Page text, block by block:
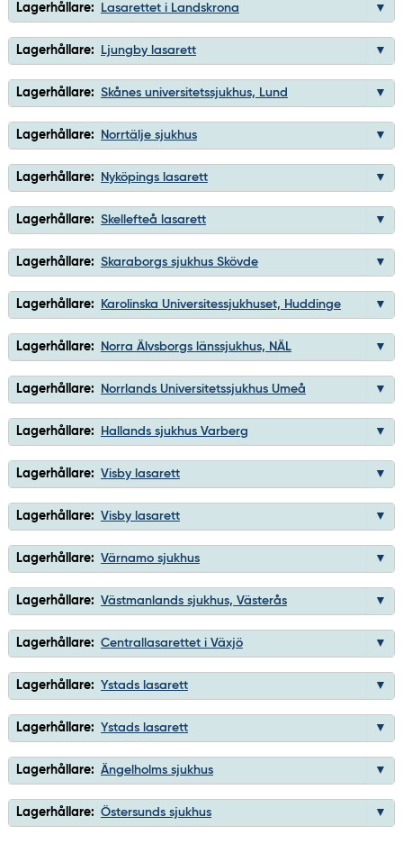
Lagerhållare: Lasarettet i Landskrona
Lagerhållare: Ljungby lasarett
Lagerhållare: Skånes universitetssjukhus, Lund
Lagerhållare: Norrtälje sjukhus
Lagerhållare: Nyköpings lasarett
Lagerhållare: Skellefteå lasarett
Lagerhållare: Skaraborgs sjukhus Skövde
Lagerhållare: Karolinska Universitessjukhuset, Huddinge
Lagerhållare: Norra Älvsborgs länssjukhus, NÄL
Lagerhållare: Norrlands Universitetssjukhus Umeå
Lagerhållare: Hallands sjukhus Varberg
Lagerhållare: Visby lasarett
Lagerhållare: Visby lasarett
Lagerhållare: Värnamo sjukhus
Lagerhållare: Västmanlands sjukhus, Västerås
Lagerhållare: Centrallasarettet i Växjö
Lagerhållare: Ystads lasarett
Lagerhållare: Ystads lasarett
Lagerhållare: Ängelholms sjukhus
Lagerhållare: Östersunds sjukhus